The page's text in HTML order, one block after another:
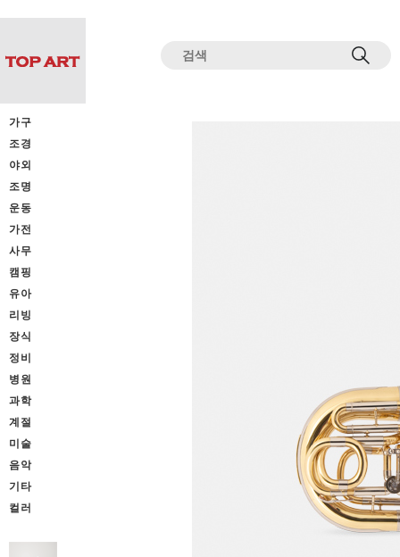
가구
조경
야외
조명
운동
가전
사무
캠핑
유아
리빙
장식
정비
병원
과학
계절
미술
음악
기타
컬러